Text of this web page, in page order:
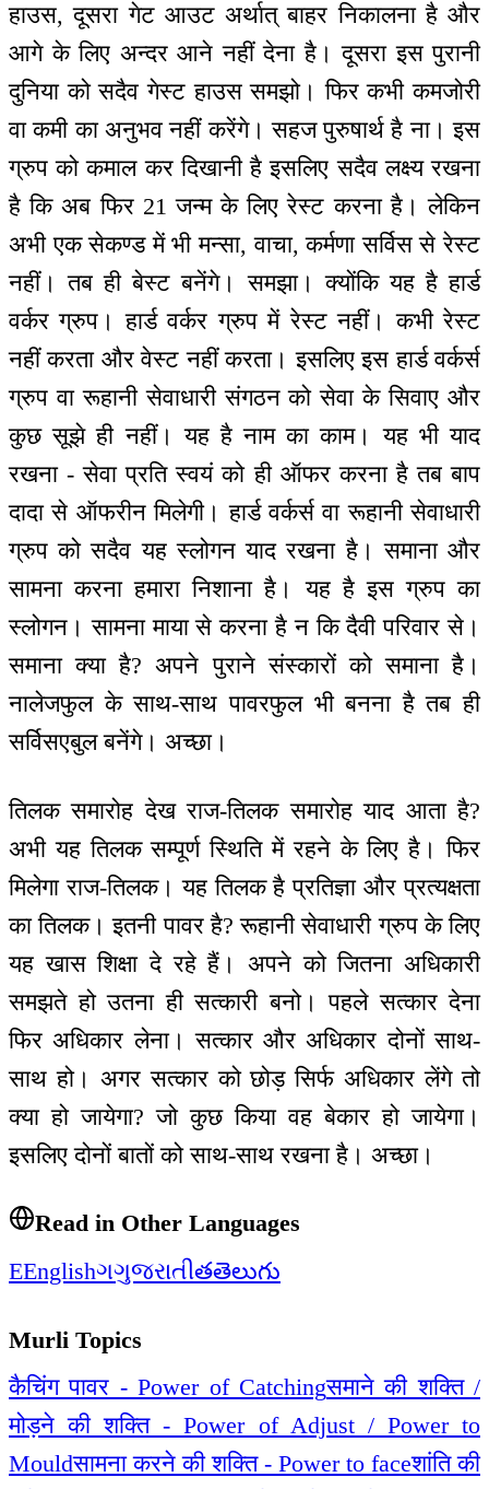
हाउस, दूसरा गेट आउट अर्थात् बाहर निकालना है और
आगे के लिए अन्दर आने नहीं देना है। दूसरा इस पुरानी
दुनिया को सदैव गेस्ट हाउस समझो। फिर कभी कमजोरी
वा कमी का अनुभव नहीं करेंगे। सहज पुरुषार्थ है ना। इस
ग्रुप को कमाल कर दिखानी है इसलिए सदैव लक्ष्य रखना
है कि अब फिर 21 जन्म के लिए रेस्ट करना है। लेकिन
अभी एक सेकण्ड में भी मन्सा, वाचा, कर्मणा सर्विस से रेस्ट
नहीं। तब ही बेस्ट बनेंगे। समझा। क्योंकि यह है हार्ड
वर्कर ग्रुप। हार्ड वर्कर ग्रुप में रेस्ट नहीं। कभी रेस्ट
नहीं करता और वेस्ट नहीं करता। इसलिए इस हार्ड वर्कर्स
ग्रुप वा रूहानी सेवाधारी संगठन को सेवा के सिवाए और
कुछ सूझे ही नहीं। यह है नाम का काम। यह भी याद
रखना - सेवा प्रति स्वयं को ही ऑफर करना है तब बाप
दादा से ऑफरीन मिलेगी। हार्ड वर्कर्स वा रूहानी सेवाधारी
ग्रुप को सदैव यह स्लोगन याद रखना है। समाना और
सामना करना हमारा निशाना है। यह है इस ग्रुप का
स्लोगन। सामना माया से करना है न कि दैवी परिवार से।
समाना क्या है? अपने पुराने संस्कारों को समाना है।
नालेजफुल के साथ-साथ पावरफुल भी बनना है तब ही
सर्विसएबुल बनेंगे। अच्छा।
तिलक समारोह देख राज-तिलक समारोह याद आता है?
अभी यह तिलक सम्पूर्ण स्थिति में रहने के लिए है। फिर
मिलेगा राज-तिलक। यह तिलक है प्रतिज्ञा और प्रत्यक्षता
का तिलक। इतनी पावर है? रूहानी सेवाधारी ग्रुप के लिए
यह खास शिक्षा दे रहे हैं। अपने को जितना अधिकारी
समझते हो उतना ही सत्कारी बनो। पहले सत्कार देना
फिर अधिकार लेना। सत्कार और अधिकार दोनों साथ-
साथ हो। अगर सत्कार को छोड़ सिर्फ अधिकार लेंगे तो
क्या हो जायेगा? जो कुछ किया वह बेकार हो जायेगा।
इसलिए दोनों बातों को साथ-साथ रखना है। अच्छा।
Read in Other Languages
EEnglishગગુજરાતીతతెలుగు
Murli Topics
कैचिंग पावर - Power of Catchingसमाने की शक्ति /
मोड़ने की शक्ति - Power of Adjust / Power to
Mouldसामना करने की शक्ति - Power to faceशांति की